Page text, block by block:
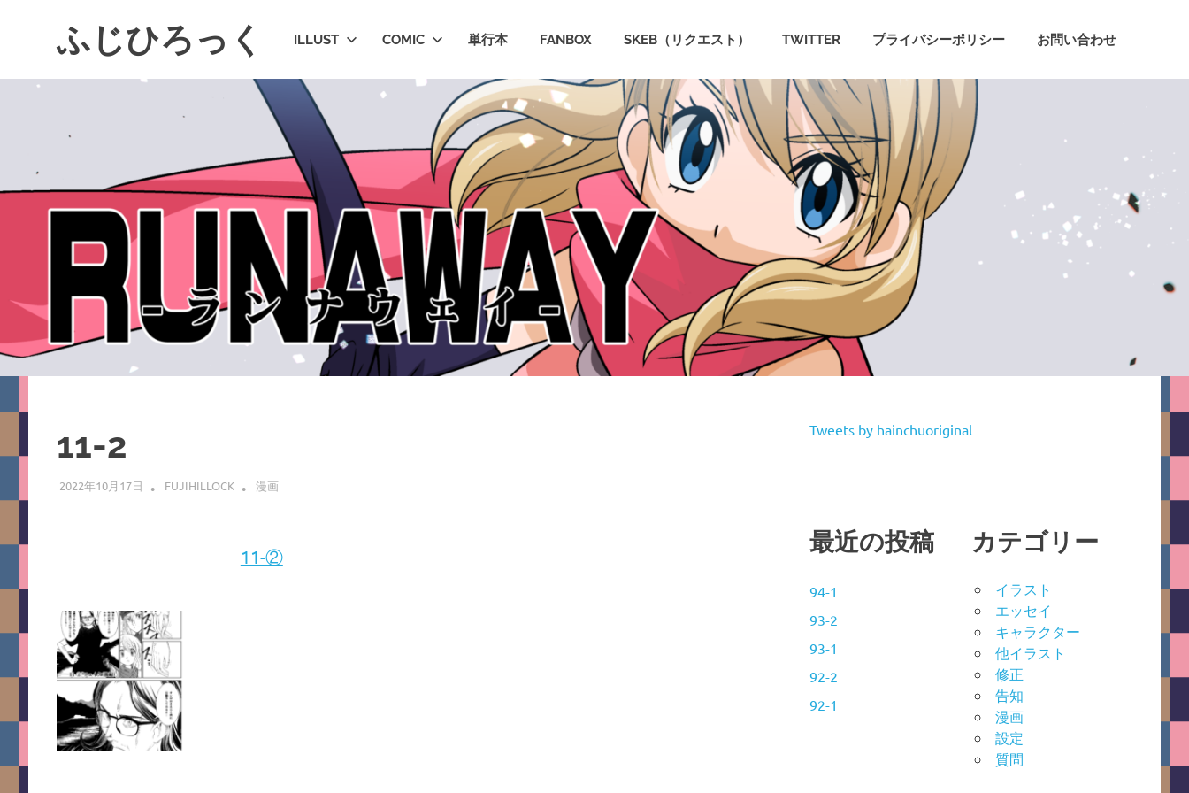
ふじひろっく ILLUST COMIC 単行本 FANBOX SKEB（リクエスト） TWITTER プライバシーポリシー お問い合わせ
11-2
2022年10月17日 FUJIHILLOCK 漫画
11-②
Tweets by hainchuoriginal
最近の投稿
94-1
93-2
93-1
92-2
92-1
カテゴリー
イラスト
エッセイ
キャラクター
他イラスト
修正
告知
漫画
設定
質問